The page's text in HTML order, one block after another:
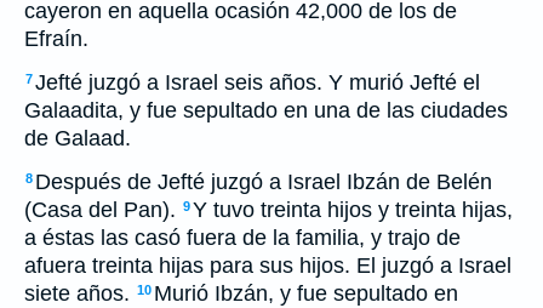
cayeron en aquella ocasión 42,000 de los de
Efraín.
7Jefté juzgó a Israel seis años. Y murió Jefté el
Galaadita, y fue sepultado en una de las ciudades
de Galaad.
8 Después de Jefté juzgó a Israel Ibzán de Belén
(Casa del Pan). 9Y tuvo treinta hijos y treinta hijas,
a éstas las casó fuera de la familia, y trajo de
afuera treinta hijas para sus hijos. El juzgó a Israel
siete años. 10 Murió Ibzán, y fue sepultado en